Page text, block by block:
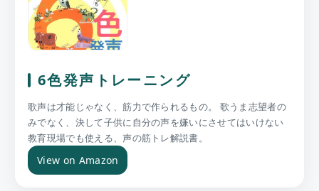
6色発声トレーニング
歌声は才能じゃなく、筋力で作られるもの。 歌うま志望者の
みでなく、決して子供に自分の声を嫌いにさせてはいけない
教育現場でも使える、声の筋トレ解説書。
View on Amazon